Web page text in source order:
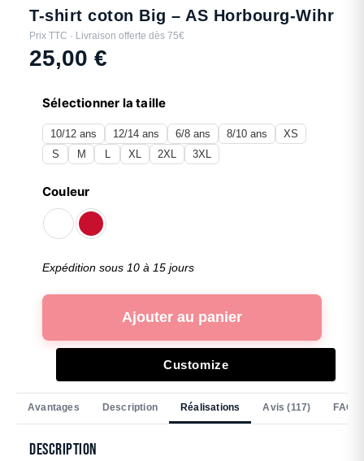
T-shirt coton Big – AS Horbourg-Wihr
Prix TTC · Livraison offerte dès 75€
25,00 €
Sélectionner la taille
10/12 ans 12/14 ans 6/8 ans 8/10 ans
XS
S
M L XL 2XL 3XL
Couleur
Expédition sous 10 à 15 jours
Ajouter au panier
Customize
Avantages Description Réalisations Avis (117) FAQ
Description